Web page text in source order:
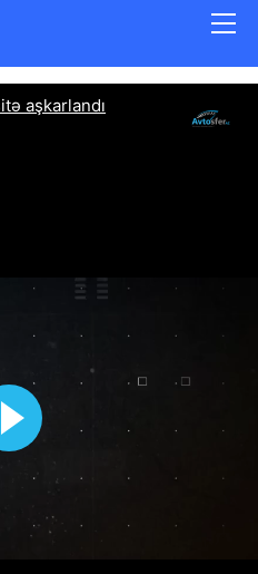
vasitə